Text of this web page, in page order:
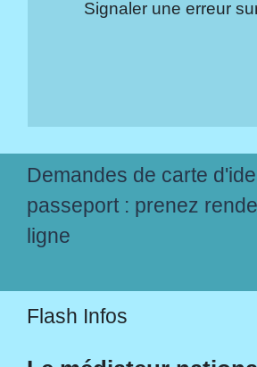
Signaler une erreur
Demandes de carte
passeport : prenez
ligne
Flash Infos